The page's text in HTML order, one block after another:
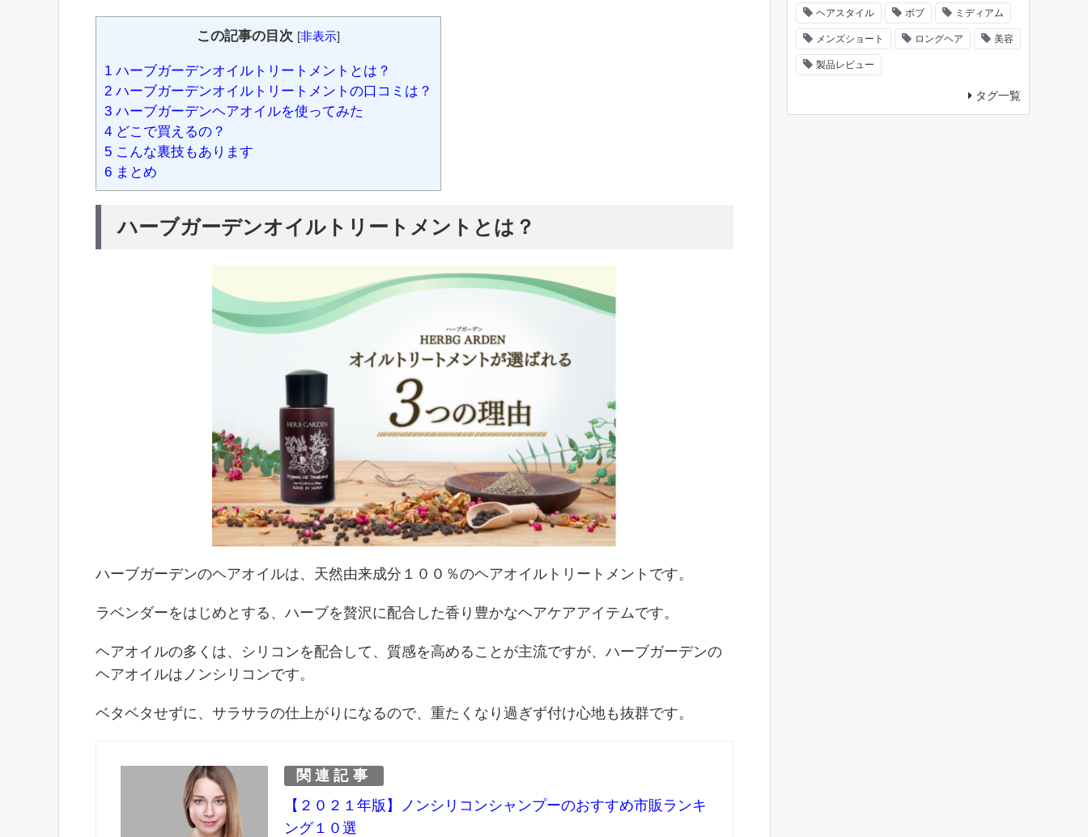
この記事の目次 [非表示]
1 ハーブガーデンオイルトリートメントとは？
2 ハーブガーデンオイルトリートメントの口コミは？
3 ハーブガーデンヘアオイルを使ってみた
4 どこで買えるの？
5 こんな裏技もあります
6 まとめ
ハーブガーデンオイルトリートメントとは？
ハーブガーデンのヘアオイルは、天然由来成分１００％のヘアオイルトリートメントです。
ラベンダーをはじめとする、ハーブを贅沢に配合した香り豊かなヘアケアアイテムです。
ヘアオイルの多くは、シリコンを配合して、質感を高めることが主流ですが、ハーブガーデンの
ヘアオイルはノンシリコンです。
ベタベタせずに、サラサラの仕上がりになるので、重たくなり過ぎず付け心地も抜群です。
関連記事
【２０２１年版】ノンシリコンシャンプーのおすすめ市販ランキ
ング１０選
ヘアスタイル ボブ ミディアム
メンズショート ロングヘア 美容
製品レビュー
タグ一覧